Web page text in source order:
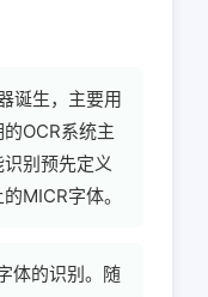
诞生，主要用
OCR系统主
别预先定义
MICR字体。
体的识别。随